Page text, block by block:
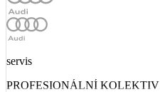
servis
PROFESIONÁLNÍ KOLEKTIV